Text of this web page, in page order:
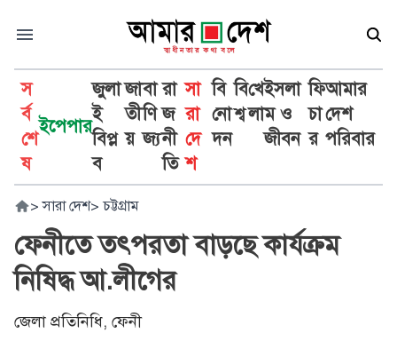
স
র্ব
শে
ষ
ইপেপার
জুলা
ই
বিপ্ল
ব
জা
তী
য়
বা
ণি
জ্য
রা
জ
নী
তি
সা
রা
দে
শ
বি
নো
দন
বি
শ্ব
খে
লা
ইসলা
ম ও
জীবন
ফি
চা
র
আমার
দেশ
পরিবার
> সারা দেশ> চট্টগ্রাম
ফেনীতে তৎপরতা বাড়ছে কার্যক্রম
নিষিদ্ধ আ.লীগের
জেলা প্রতিনিধি, ফেনী